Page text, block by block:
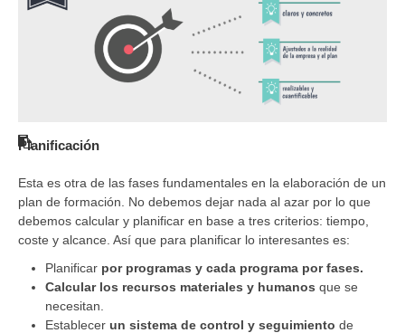
Planificación
Esta es otra de las fases fundamentales en la elaboración de un
plan de formación. No debemos dejar nada al azar por lo que
debemos calcular y planificar en base a tres criterios: tiempo,
coste y alcance. Así que para planificar lo interesantes es:
Planificar por programas y cada programa por fases.
Calcular los recursos materiales y humanos que se
necesitan.
Establecer un sistema de control y seguimiento de